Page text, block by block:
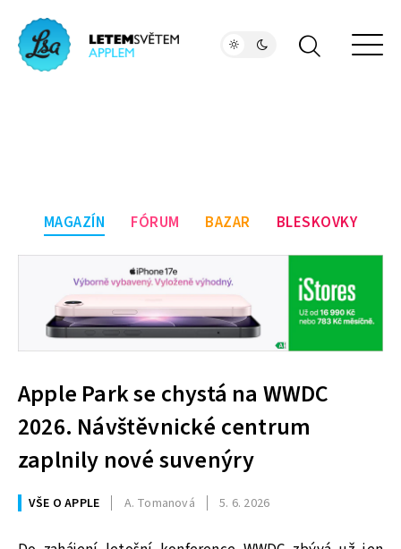
MAGAZÍN FÓRUM BAZAR BLESKOVKY
Apple Park se chystá na WWDC
2026. Návštěvnické centrum
zaplnily nové suvenýry
VŠE O APPLE A. Tomanová 5. 6. 2026